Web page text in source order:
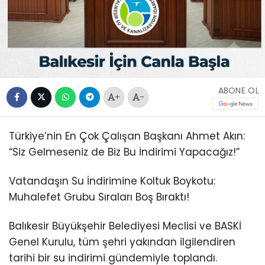
+ -
ABONE OL
Türkiye’nin En Çok Çalışan Başkanı Ahmet Akın:
“Siz Gelmeseniz de Biz Bu İndirimi Yapacağız!”
Vatandaşın Su İndirimine Koltuk Boykotu:
Muhalefet Grubu Sıraları Boş Bıraktı!
Balıkesir Büyükşehir Belediyesi Meclisi ve BASKİ
Genel Kurulu, tüm şehri yakından ilgilendiren
tarihi bir su indirimi gündemiyle toplandı.